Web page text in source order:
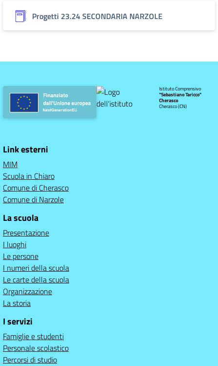
Progetti 23.24 SECONDARIA NARZOLE
Istituto Comprensivo
"Sebastiano Taricco"
Cherasco
Cherasco (CN)
Link esterni
MIM
Scuola in Chiaro
Comune di Cherasco
Comune di Narzole
La scuola
Presentazione
I luoghi
Le persone
I numeri della scuola
Le carte della scuola
Organizzazione
La storia
I servizi
Famiglie e studenti
Personale scolastico
Percorsi di studio